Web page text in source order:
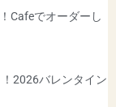
Cafeでオーダーし
2026バレンタイン